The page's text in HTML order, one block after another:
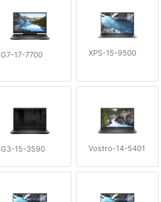
G7-17-7700 XPS-15-9500
G3-15-3590 Vostro-14-5401